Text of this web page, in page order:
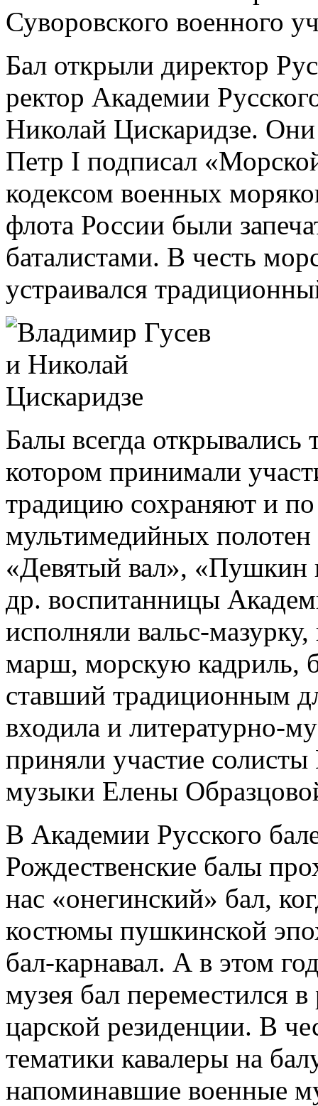
Суворовского военного
Бал открыли директор
ректор Академии
Николай Цискаридзе.
Петр I подписал
кодексом военных
флота России были
баталистами. В честь
устраивался
Балы всегда
котором принимали
традицию сохраняют и
мультимедийных
«Девятый вал», «Пушкин
др. воспитанницы
исполняли вальс-
марш, морскую кадриль,
ставший традиционным
входила и литературно-
приняли участие
музыки Елены
В Академии Русского
Рождественские балы
нас «онегинский» бал,
костюмы пушкинской
бал-карнавал. А в этом
музея бал переместился
царской резиденции. В
тематики кавалеры на
напоминавшие военные